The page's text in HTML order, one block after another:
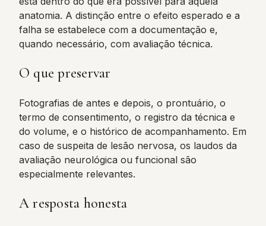
anatomia. A distinção entre o efeito esperado e a
falha se estabelece com a documentação e,
quando necessário, com avaliação técnica.
O que preservar
Fotografias de antes e depois, o prontuário, o
termo de consentimento, o registro da técnica e
do volume, e o histórico de acompanhamento. Em
caso de suspeita de lesão nervosa, os laudos da
avaliação neurológica ou funcional são
especialmente relevantes.
A resposta honesta